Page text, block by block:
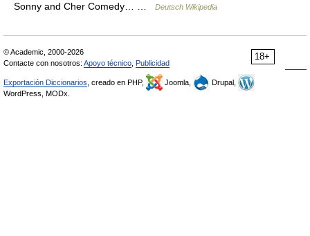
Sonny and Cher Comedy… …
Deutsch Wikipedia
18+
© Academic, 2000-2026
Contacte con nosotros: Apoyo técnico Publicidad
Exportación Diccionarios , creado en PHP, Joomla,
Drupal,
WordPress, MODx.